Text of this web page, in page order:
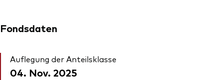
Fondsdaten
Auflegung der Anteilsklasse
04. Nov. 2025